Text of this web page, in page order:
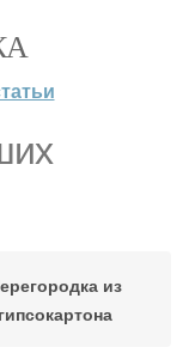
из
гипсокартона